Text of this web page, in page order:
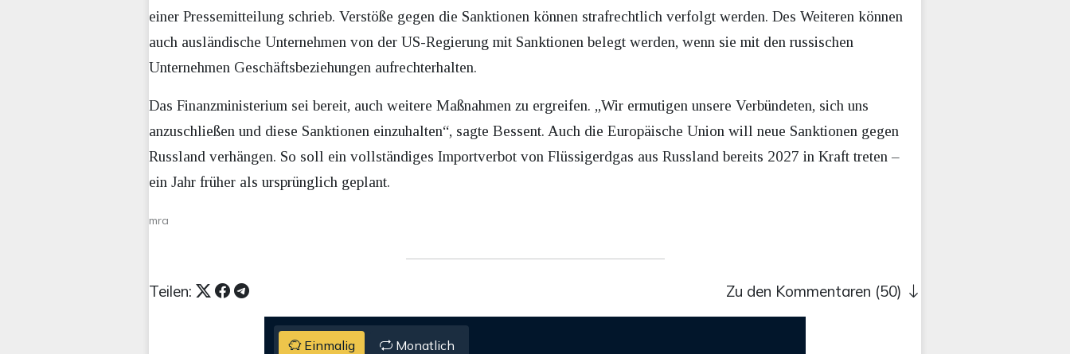
einer Pressemitteilung schrieb. Verstöße gegen die Sanktionen können strafrechtlich verfolgt werden. Des Weiteren können
auch ausländische Unternehmen von der US-Regierung mit Sanktionen belegt werden, wenn sie mit den russischen
Unternehmen Geschäftsbeziehungen aufrechterhalten.
Das Finanzministerium sei bereit, auch weitere Maßnahmen zu ergreifen. „Wir ermutigen unsere Verbündeten, sich uns
anzuschließen und diese Sanktionen einzuhalten“, sagte Bessent. Auch die Europäische Union will neue Sanktionen gegen
Russland verhängen. So soll ein vollständiges Importverbot von Flüssigerdgas aus Russland bereits 2027 in Kraft treten –
ein Jahr früher als ursprünglich geplant.
mra
Teilen: Zu den Kommentaren (50)
Einmalig Monatlich